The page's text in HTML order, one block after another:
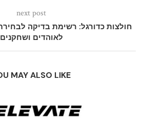
next post
חולצות כדורגל: רשימת בדיקה
לאוהדים ושחקנים
MAY ALSO LIKE